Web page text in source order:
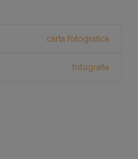
carta fotografica
fotografia